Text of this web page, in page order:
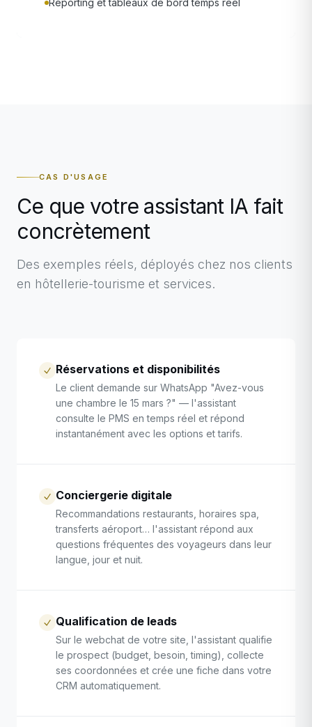
Reporting et tableaux de bord temps réel
CAS D'USAGE
Ce que votre assistant IA fait
concrètement
Des exemples réels, déployés chez nos clients
en hôtellerie-tourisme et services.
Réservations et disponibilités
Le client demande sur WhatsApp "Avez-vous
une chambre le 15 mars ?" — l'assistant
consulte le PMS en temps réel et répond
instantanément avec les options et tarifs.
Conciergerie digitale
Recommandations restaurants, horaires spa,
transferts aéroport… l'assistant répond aux
questions fréquentes des voyageurs dans leur
langue, jour et nuit.
Qualification de leads
Sur le webchat de votre site, l'assistant qualifie
le prospect (budget, besoin, timing), collecte
ses coordonnées et crée une fiche dans votre
CRM automatiquement.